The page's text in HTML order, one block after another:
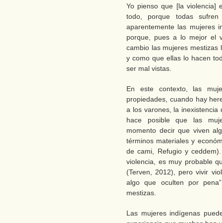
Yo pienso que [la violencia]
todo, porque todas
aparentemente las mujeres
porque, pues a lo mejor el
cambio las mujeres
y como que ellas lo hacen
ser mal vistas.
En este contexto, las
propiedades, cuando hay
a los varones, la
hace posible que las
momento decir que viven
términos materiales y
de cami, Refugio y
violencia, es muy probable
(Terven, 2012), pero vivir
algo que oculten por
mestizas.
Las mujeres indígenas